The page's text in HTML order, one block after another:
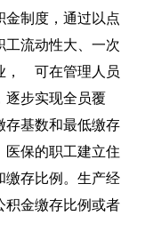
金制度，通过以点
工流动性大、一次
， 可在管理人员
逐步实现全员覆
存基数和最低缴存
医保的职工建立住
缴存比例。生产经
积金缴存比例或者